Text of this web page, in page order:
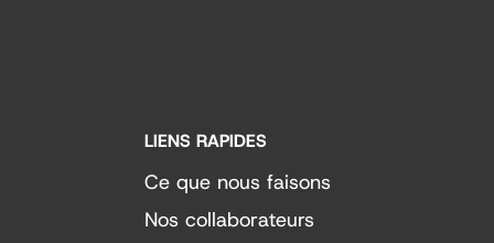
LIENS RAPIDES
Ce que nous faisons
Nos collaborateurs